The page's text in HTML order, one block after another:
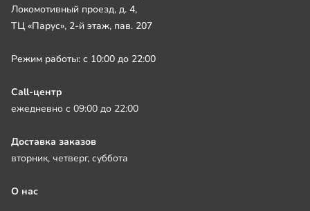
Локомотивный проезд, д. 4,
ТЦ «Парус», 2-й этаж, пав. 207
Режим работы: с 10:00 до 22:00
Call-центр
ежедневно с 09:00 до 22:00
Доставка заказов
вторник, четверг, суббота
О нас